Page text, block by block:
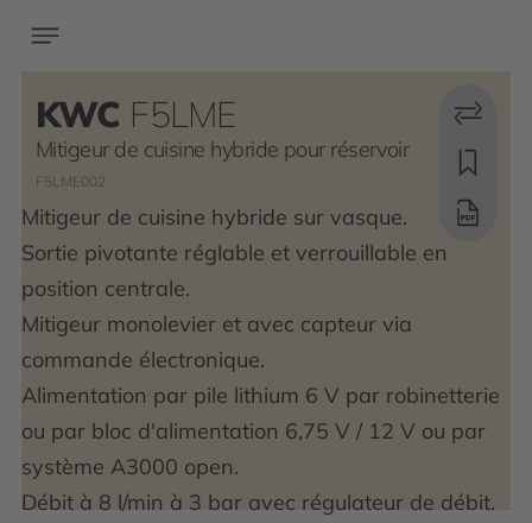
KWC F5LME
Mitigeur de cuisine hybride pour réservoir
F5LME002
Mitigeur de cuisine hybride sur vasque.
Sortie pivotante réglable et verrouillable en
position centrale.
Mitigeur monolevier et avec capteur via
commande électronique.
Alimentation par pile lithium 6 V par robinetterie
ou par bloc d'alimentation 6,75 V / 12 V ou par
système A3000 open.
Débit à 8 l/min à 3 bar avec régulateur de débit.